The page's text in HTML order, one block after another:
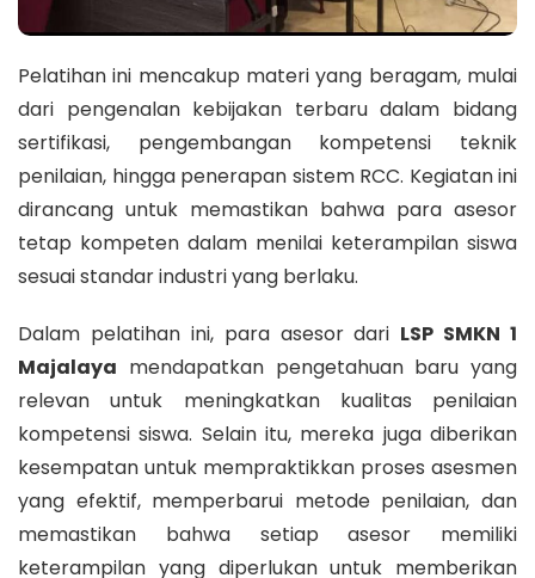
Pelatihan ini mencakup materi yang beragam, mulai
dari pengenalan kebijakan terbaru dalam bidang
sertifikasi, pengembangan kompetensi teknik
penilaian, hingga penerapan sistem RCC. Kegiatan ini
dirancang untuk memastikan bahwa para asesor
tetap kompeten dalam menilai keterampilan siswa
sesuai standar industri yang berlaku.
Dalam pelatihan ini, para asesor dari LSP SMKN 1
Majalaya mendapatkan pengetahuan baru yang
relevan untuk meningkatkan kualitas penilaian
kompetensi siswa. Selain itu, mereka juga diberikan
kesempatan untuk mempraktikkan proses asesmen
yang efektif, memperbarui metode penilaian, dan
memastikan bahwa setiap asesor memiliki
keterampilan yang diperlukan untuk memberikan